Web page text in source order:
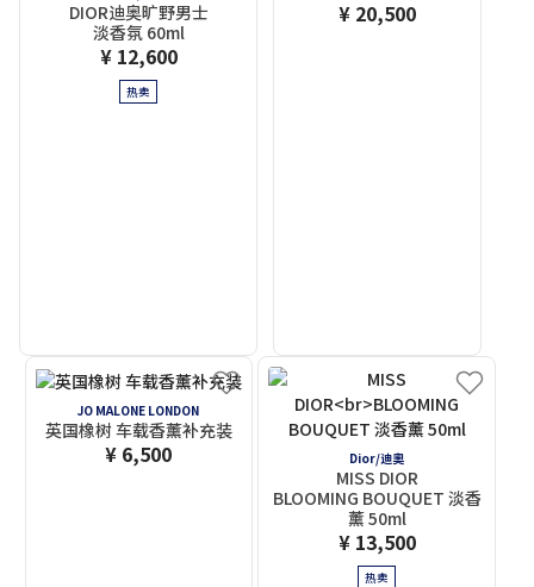
DIOR迪奥旷野男士
淡香氛 60ml
¥ 12,600
热卖
¥ 20,500
JO MALONE LONDON
英国橡树 车载香薰补充装
¥ 6,500 Dior/迪奧
MISS DIOR
BLOOMING BOUQUET 淡香
薰 50ml
¥ 13,500
热卖